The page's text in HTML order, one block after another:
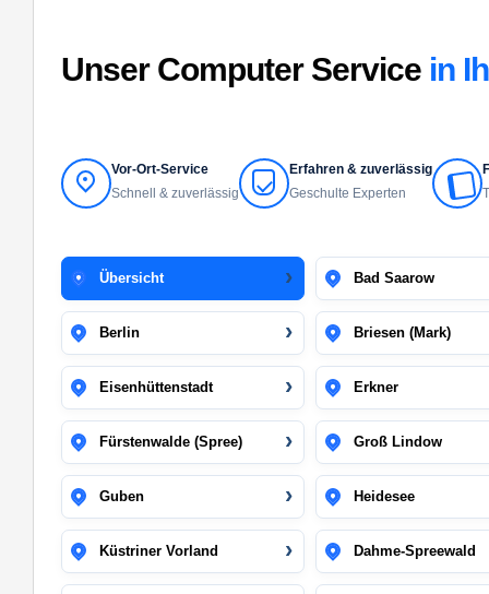
Unser Computer Service in
Vor-Ort-Service
Schnell & zuverlässig
Erfahren & zuverlässig
Geschulte Experten
Übersicht Bad Saarow
Berlin Briesen (Mark)
Eisenhüttenstadt Erkner
Fürstenwalde (Spree) Groß Lindow
Guben Heidesee
Küstriner Vorland Dahme-Spreewald